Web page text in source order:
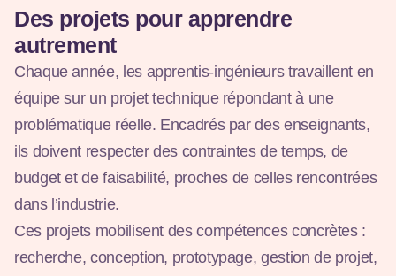
Des projets pour apprendre
autrement
Chaque année, les apprentis-ingénieurs travaillent en
équipe sur un projet technique répondant à une
problématique réelle. Encadrés par des enseignants,
ils doivent respecter des contraintes de temps, de
budget et de faisabilité, proches de celles rencontrées
dans l’industrie.
Ces projets mobilisent des compétences concrètes :
recherche, conception, prototypage, gestion de projet,